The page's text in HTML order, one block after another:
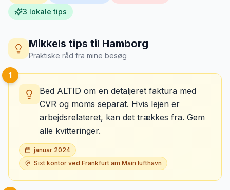
3 lokale tips
Mikkels tips til Hamborg
Praktiske råd fra mine besøg
1
Bed ALTID om en detaljeret faktura med
CVR og moms separat. Hvis lejen er
arbejdsrelateret, kan det trækkes fra. Gem
alle kvitteringer.
januar 2024
Sixt kontor ved Frankfurt am Main lufthavn